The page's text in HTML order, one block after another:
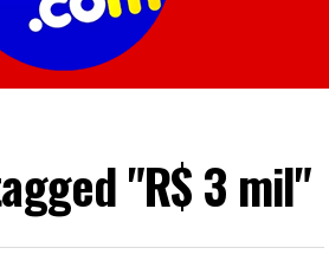
"R$ 3 mil"